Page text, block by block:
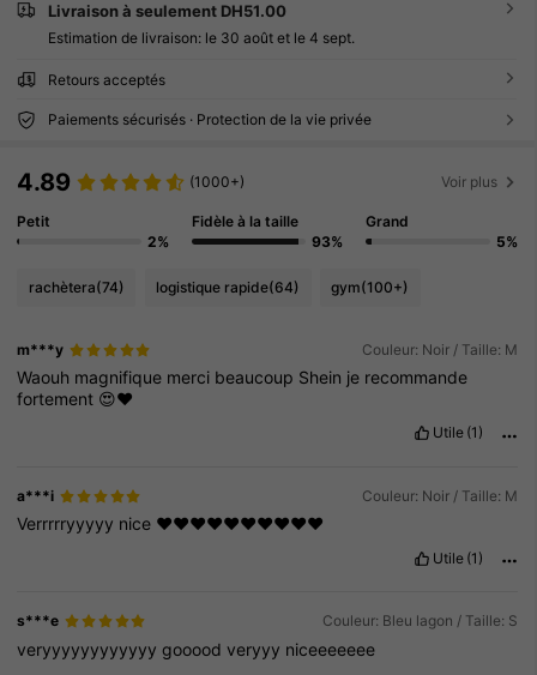
Livraison à seulement DH51.00
Estimation de livraison: le 30 août et le 4 sept.
Retours acceptés
Paiements sécurisés · Protection de la vie privée
4.89 (1000+) Voir plus
Petit
2%
Fidèle à la taille
93%
Grand
5%
rachètera(74) logistique rapide(64) gym(100+)
m***y Couleur: Noir / Taille: M
Waouh magnifique merci beaucoup Shein je recommande
fortement 😍❤️
Utile (1)
a***i Couleur: Noir / Taille: M
Verrrrryyyyy nice ❤️❤️❤️❤️❤️❤️❤️❤️❤️❤️
Utile (1)
s***e Couleur: Bleu lagon / Taille: S
veryyyyyyyyyyyygoooodveryyy niceeeeeee